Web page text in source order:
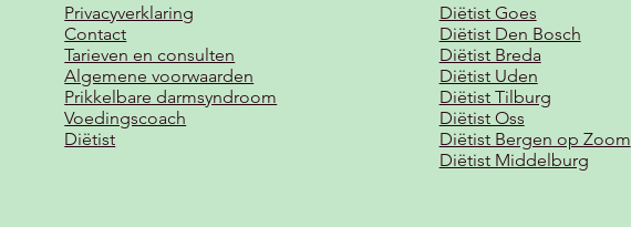
Privacyverklaring
Contact
Tarieven en consulten
Algemene voorwaarden
Prikkelbare darmsyndroom
Voedingscoach
Diëtist
Diëtist Goes
Diëtist Den Bosch
Diëtist Breda
Diëtist Uden
Diëtist Tilburg
Diëtist Oss
Diëtist Bergen op Zoom
Diëtist Middelburg